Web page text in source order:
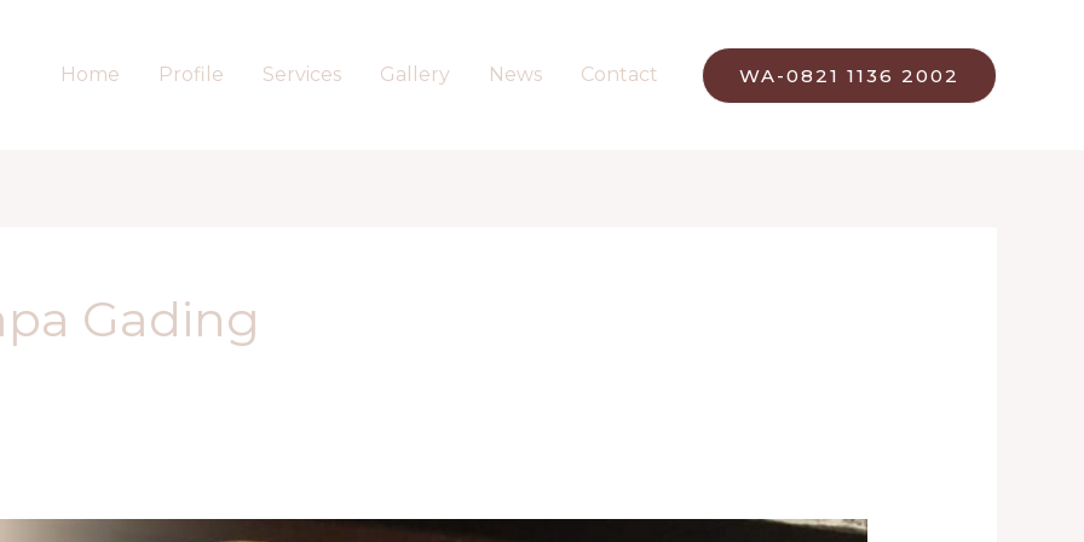
Home Profile Services Gallery News Contact WA-0821 1136 2002
Gading